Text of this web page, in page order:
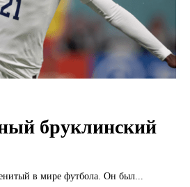
бруклинский
в мире футбола. Он был...